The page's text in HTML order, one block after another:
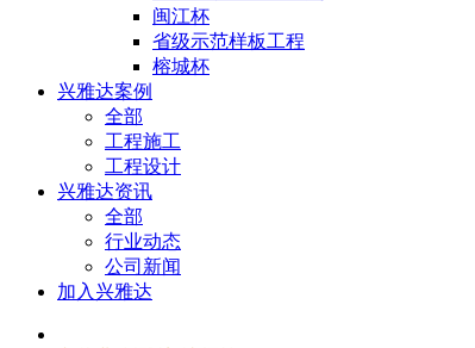
闽江杯
省级示范样板工程
榕城杯
兴雅达案例
全部
工程施工
工程设计
兴雅达资讯
全部
行业动态
公司新闻
加入兴雅达